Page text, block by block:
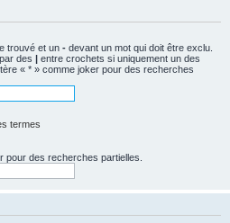
trouvé et un - devant un mot qui doit être exclu.
des | entre crochets si uniquement un des
« * » comme joker pour des recherches
termes
pour des recherches partielles.